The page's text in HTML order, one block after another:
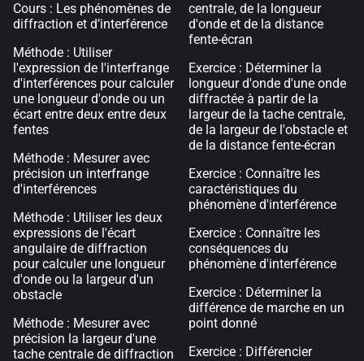
Cours : Les phénomènes de
diffraction et d’interférence
Méthode : Utiliser
l'expression de l'interfrange
d'interférences pour calculer
une longueur d'onde ou un
écart entre deux entre deux
fentes
Méthode : Mesurer avec
précision un interfrange
d'interférences
Méthode : Utiliser les deux
expressions de l'écart
angulaire de diffraction
pour calculer une longueur
d'onde ou la largeur d'un
obstacle
Méthode : Mesurer avec
précision la largeur d'une
tache centrale de diffraction
centrale, de la longueur
d'onde et de la distance
fente-écran
Exercice : Déterminer la
longueur d'onde d'une onde
diffractée à partir de la
largeur de la tache centrale,
de la largeur de l'obstacle et
de la distance fente-écran
Exercice : Connaître les
caractéristiques du
phénomène d'interférence
Exercice : Connaître les
conséquences du
phénomène d'interférence
Exercice : Déterminer la
différence de marche en un
point donné
Exercice : Différencier